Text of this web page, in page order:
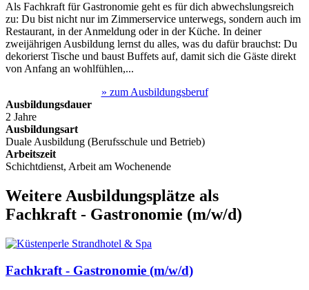
Als Fachkraft für Gastronomie geht es für dich abwechslungsreich
zu: Du bist nicht nur im Zimmerservice unterwegs, sondern auch im
Restaurant, in der Anmeldung oder in der Küche. In deiner
zweijährigen Ausbildung lernst du alles, was du dafür brauchst: Du
dekorierst Tische und baust Buffets auf, damit sich die Gäste direkt
von Anfang an wohlfühlen,...
» zum Ausbildungsberuf
Ausbildungsdauer
2 Jahre
Ausbildungsart
Duale Ausbildung (Berufsschule und Betrieb)
Arbeitszeit
Schichtdienst, Arbeit am Wochenende
Weitere Ausbildungsplätze als
Fachkraft - Gastronomie (m/w/d)
Fachkraft - Gastronomie (m/w/d)